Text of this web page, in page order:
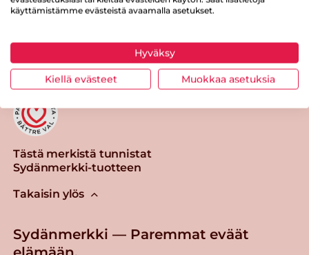
Tästä merkistä tunnistat
Sydänmerkki-tuotteen
Takaisin ylös
Sydänmerkki — Paremmat eväät
käyttämistämme evästeistä avaamalla asetukset.
Hyväksy
Kiellä evästeet Muokkaa asetuksia